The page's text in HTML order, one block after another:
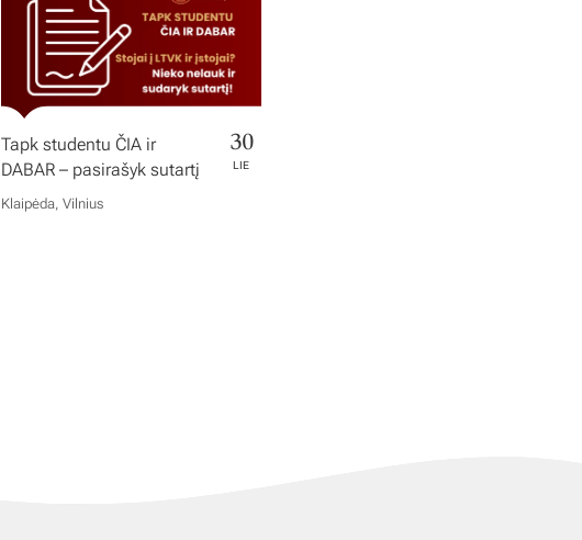
Tapk studentu ČIA ir
DABAR – pasirašyk sutartį
30
LIE
Klaipėda, Vilnius